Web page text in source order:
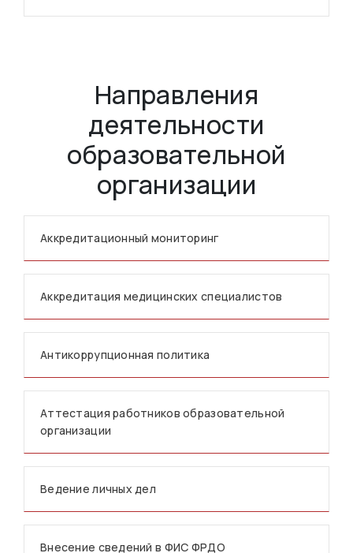
Направления
деятельности
образовательной
организации
Аккредитационный мониторинг
Аккредитация медицинских специалистов
Антикоррупционная политика
Аттестация работников образовательной
организации
Ведение личных дел
Внесение сведений в ФИС ФРДО